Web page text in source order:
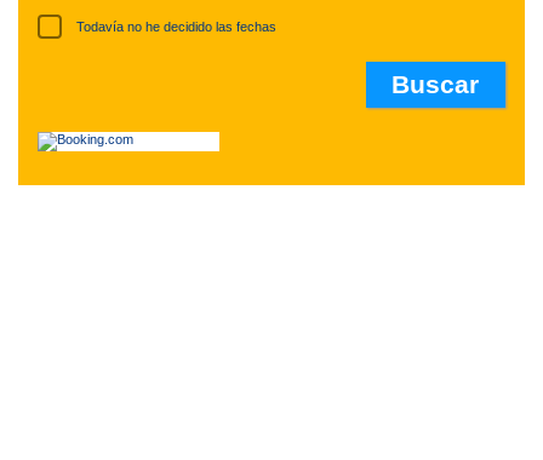
Todavía no he decidido las fechas